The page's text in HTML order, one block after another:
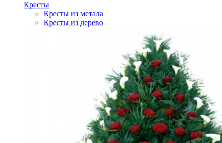
Кресты
Кресты из метала
Кресты из дерево